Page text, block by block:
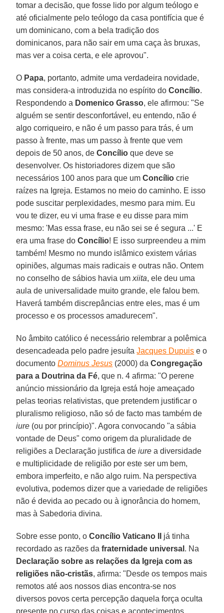
tomar a decisão, que fosse lido por algum teólogo e
até oficialmente pelo teólogo da casa pontifícia que é
um dominicano, com a bela tradição dos
dominicanos, para não sair em uma caça às bruxas,
mas ver a coisa certa, e ele aprovou".
O Papa, portanto, admite uma verdadeira novidade,
mas considera-a introduzida no espírito doConcílio.
Respondendo a Domenico Grasso, ele afirmou: "Se
alguém se sentir desconfortável, eu entendo, não é
algo corriqueiro, e não é um passo para trás, é um
passo à frente, mas um passo à frente que vem
depois de 50 anos, deConcílio que deve se
desenvolver. Os historiadores dizem que são
necessários 100 anos para que umConcílio crie
raízes na Igreja. Estamos no meio do caminho. E isso
pode suscitar perplexidades, mesmo para mim. Eu
vou te dizer, eu vi uma frase e eu disse para mim
mesmo: 'Mas essa frase, eu não sei se é segura ...' E
era uma frase doConcílio! E isso surpreendeu a mim
também! Mesmo no mundo islâmico existem várias
opiniões, algumas mais radicais e outras não. Ontem
no conselho de sábios havia umxiita, ele deu uma
aula de universalidade muito grande, ele falou bem.
Haverá também discrepâncias entre eles, mas é um
processo e os processos amadurecem".
No âmbito católico é necessário relembrar a polêmica
desencadeada pelo padre jesuítaJacques Dupuis e o
documentoDominus Jesus (2000) daCongregação
para a Doutrina da Fé, que n. 4 afirma: "O perene
anúncio missionário da Igreja está hoje ameaçado
pelas teorias relativistas, que pretendem justificar o
pluralismo religioso, não só de facto mas também de
iure (ou por princípio)". Agora convocando "a sábia
vontade de Deus" como origem da pluralidade de
religiões a Declaração justifica deiure a diversidade
e multiplicidade de religião por este ser um bem,
embora imperfeito, e não algo ruim. Na perspectiva
evolutiva, podemos dizer que a variedade de religiões
não é devida ao pecado ou à ignorância do homem,
mas à Sabedoria divina.
Sobre esse ponto, oConcílio Vaticano II
já tinha
recordado as razões dafraternidade universal . Na
Declaração sobre as relações da Igreja com as
religiões não-cristãs, afirma: "Desde os tempos mais
remotos até aos nossos dias encontra-se nos
diversos povos certa percepção daquela força oculta
presente no curso das coisas e acontecimentos